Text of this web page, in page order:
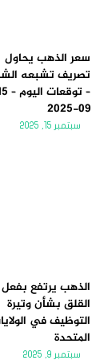
سعر الذهب يحاول
تصريف تشبعه
09-2025
سبتمبر 15, 2025
الذهب يرتفع بفعل
القلق بشأن وتيرة
التوظيف في
المتحدة
سبتمبر 9, 2025